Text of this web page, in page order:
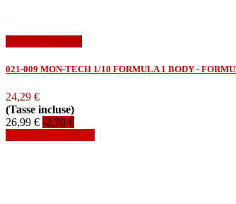
In offerta!-2,70 €
021-009 MON-TECH 1/10 FORMULA 1 BODY -
24,29 €
(Tasse incluse)
26,99 € -2,70 €